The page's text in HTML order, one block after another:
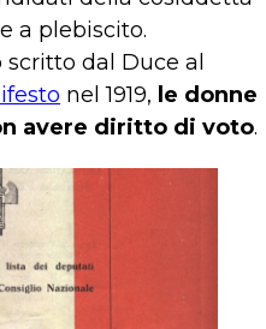
a plebiscito.
dal Duce al
nel 1919, le donne
avere diritto di voto.